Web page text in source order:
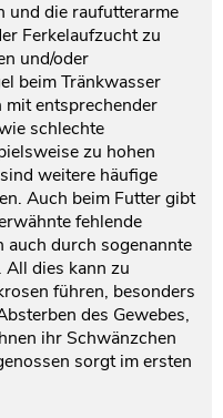
und die raufutterarme
Ferkelaufzucht zu
und/oder
beim Tränkwasser
entsprechender
schlechte
zu hohen
weitere häufige
Auch beim Futter gibt
fehlende
durch sogenannte
dies kann zu
führen, besonders
des Gewebes,
ihr Schwänzchen
sorgt im ersten